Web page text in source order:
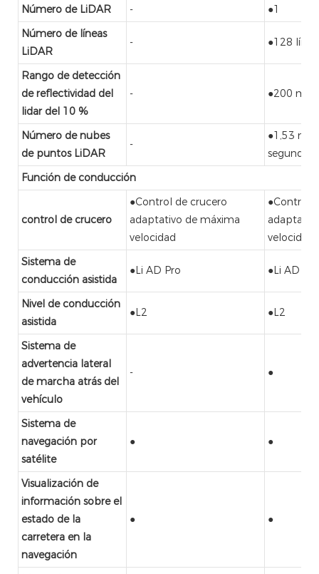
Número de LiDAR
-
●1
Número de líneas
LiDAR
- ●128
Rango de detección
de reflectividad del
lidar del 10 %
- ●200 m
Número de nubes
de puntos LiDAR
-
●1,53
segundo
Función de conducción
control de crucero
●Control de crucero
adaptativo de máxima
velocidad
●Control
velocidad
Sistema de
conducción asistida
●Li AD Pro ●Li AD
Nivel de conducción
asistida
●L2 ●L2
Sistema de
advertencia lateral
de marcha atrás del
vehículo
- ●
Sistema de
navegación por
satélite
● ●
Visualización de
información sobre el
estado de la
carretera en la
navegación
● ●